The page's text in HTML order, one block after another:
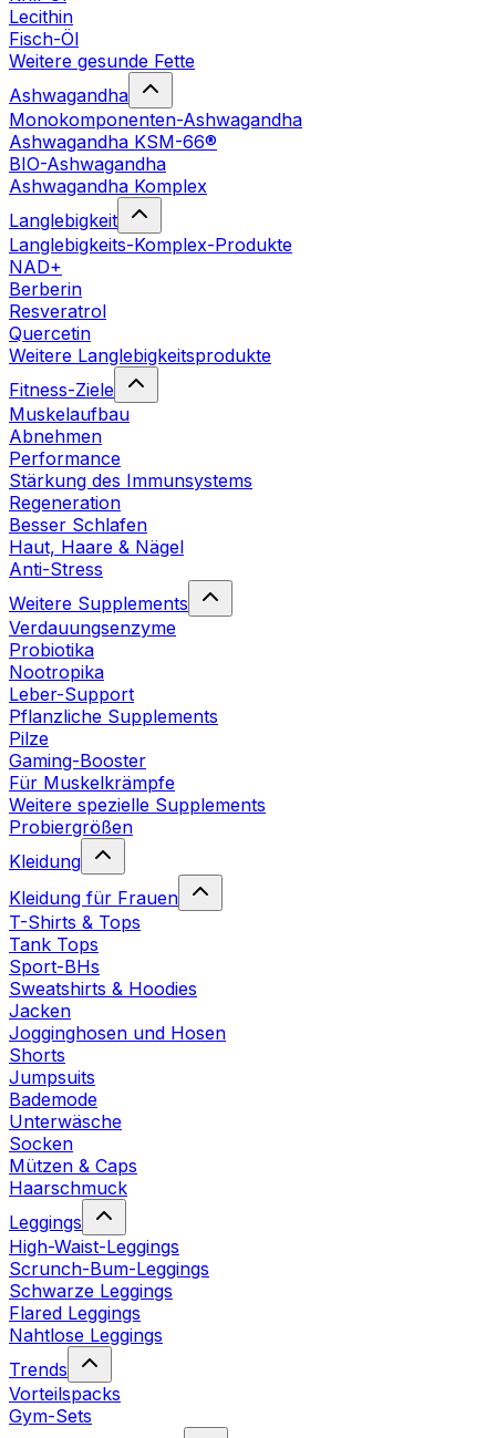
Lecithin
Fisch-Öl
Weitere gesunde Fette
Ashwagandha
Monokomponenten-Ashwagandha
Ashwagandha KSM-66®
BIO-Ashwagandha
Ashwagandha Komplex
Langlebigkeit
Langlebigkeits-Komplex-Produkte
NAD+
Berberin
Resveratrol
Quercetin
Weitere Langlebigkeitsprodukte
Fitness-Ziele
Muskelaufbau
Abnehmen
Performance
Stärkung des Immunsystems
Regeneration
Besser Schlafen
Haut, Haare & Nägel
Anti-Stress
Weitere Supplements
Verdauungsenzyme
Probiotika
Nootropika
Leber-Support
Pflanzliche Supplements
Pilze
Gaming-Booster
Für Muskelkrämpfe
Weitere spezielle Supplements
Probiergrößen
Kleidung
Kleidung für Frauen
T-Shirts & Tops
Tank Tops
Sport-BHs
Sweatshirts & Hoodies
Jacken
Jogginghosen und Hosen
Shorts
Jumpsuits
Bademode
Unterwäsche
Socken
Mützen & Caps
Haarschmuck
Leggings
High-Waist-Leggings
Scrunch-Bum-Leggings
Schwarze Leggings
Flared Leggings
Nahtlose Leggings
Trends
Vorteilspacks
Gym-Sets